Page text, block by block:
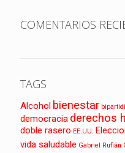
COMENTARIOS
TAGS
Alcohol bienestar
democracia derechos
doble rasero EE.UU.
vida saludable Gabriel Rufián